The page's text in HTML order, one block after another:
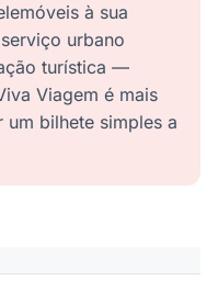
à sua
urbano
turística —
Viagem é mais
bilhete simples a